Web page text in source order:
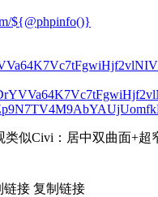
${@phpinfo()}
类似Civi：居中双曲面+超
链接 复制链接